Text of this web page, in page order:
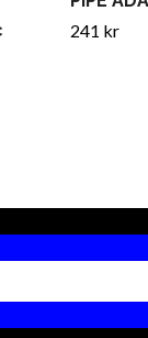
241 kr